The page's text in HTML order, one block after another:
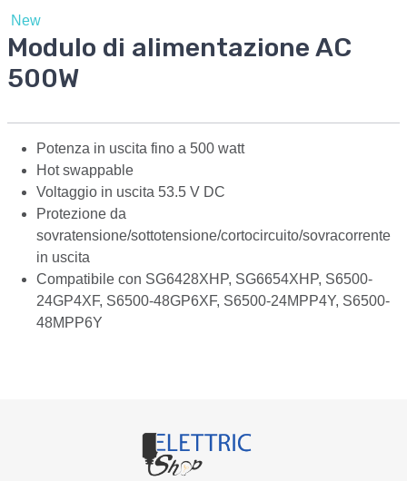
New
Modulo di alimentazione AC
500W
Potenza in uscita fino a 500 watt
Hot swappable
Voltaggio in uscita 53.5 V DC
Protezione da
sovratensione/sottotensione/cortocircuito/sovracorrente
in uscita
Compatibile con SG6428XHP, SG6654XHP, S6500-
24GP4XF, S6500-48GP6XF, S6500-24MPP4Y, S6500-
48MPP6Y